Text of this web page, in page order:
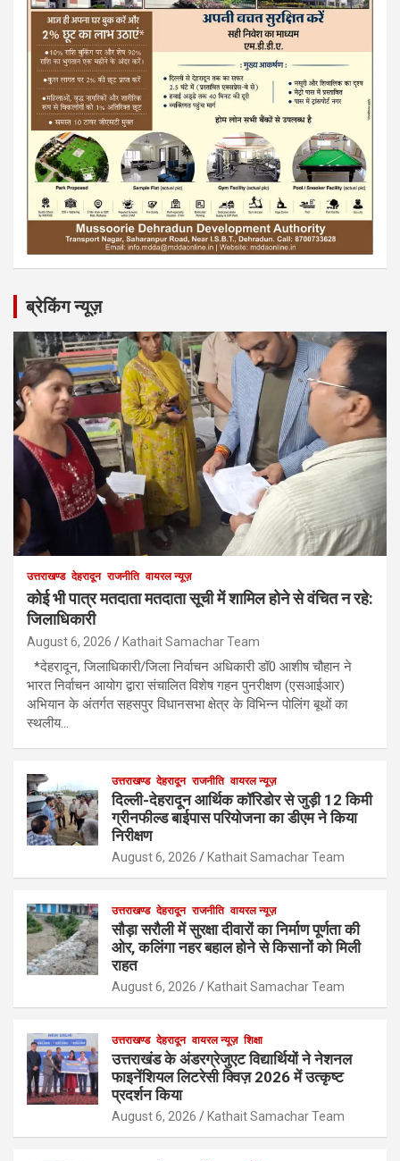
ब्रेकिंग न्यूज़
उत्तराखण्ड देहरादून राजनीति वायरल न्यूज़
कोई भी पात्र मतदाता मतदाता सूची में शामिल होने से वंचित न रहे:
जिलाधिकारी
August 6, 2026 Kathait Samachar Team
*देहरादून, जिलाधिकारी/जिला निर्वाचन अधिकारी डॉ0 आशीष चौहान ने
भारत निर्वाचन आयोग द्वारा संचालित विशेष गहन पुनरीक्षण (एसआईआर)
अभियान के अंतर्गत सहसपुर विधानसभा क्षेत्र के विभिन्न पोलिंग बूथों का
स्थलीय…
उत्तराखण्ड देहरादून राजनीति वायरल न्यूज़
दिल्ली-देहरादून आर्थिक कॉरिडोर से जुड़ी 12 किमी
ग्रीनफील्ड बाईपास परियोजना का डीएम ने किया
निरीक्षण
August 6, 2026 Kathait Samachar Team
उत्तराखण्ड देहरादून राजनीति वायरल न्यूज़
सौड़ा सरौली में सुरक्षा दीवारों का निर्माण पूर्णता की
ओर, कलिंगा नहर बहाल होने से किसानों को मिली
राहत
August 6, 2026 Kathait Samachar Team
उत्तराखण्ड देहरादून वायरल न्यूज़ शिक्षा
उत्तराखंड के अंडरग्रेजुएट विद्यार्थियों ने नेशनल
फाइनेंशियल लिटरेसी क्विज़ 2026 में उत्कृष्ट
प्रदर्शन किया
August 6, 2026 Kathait Samachar Team